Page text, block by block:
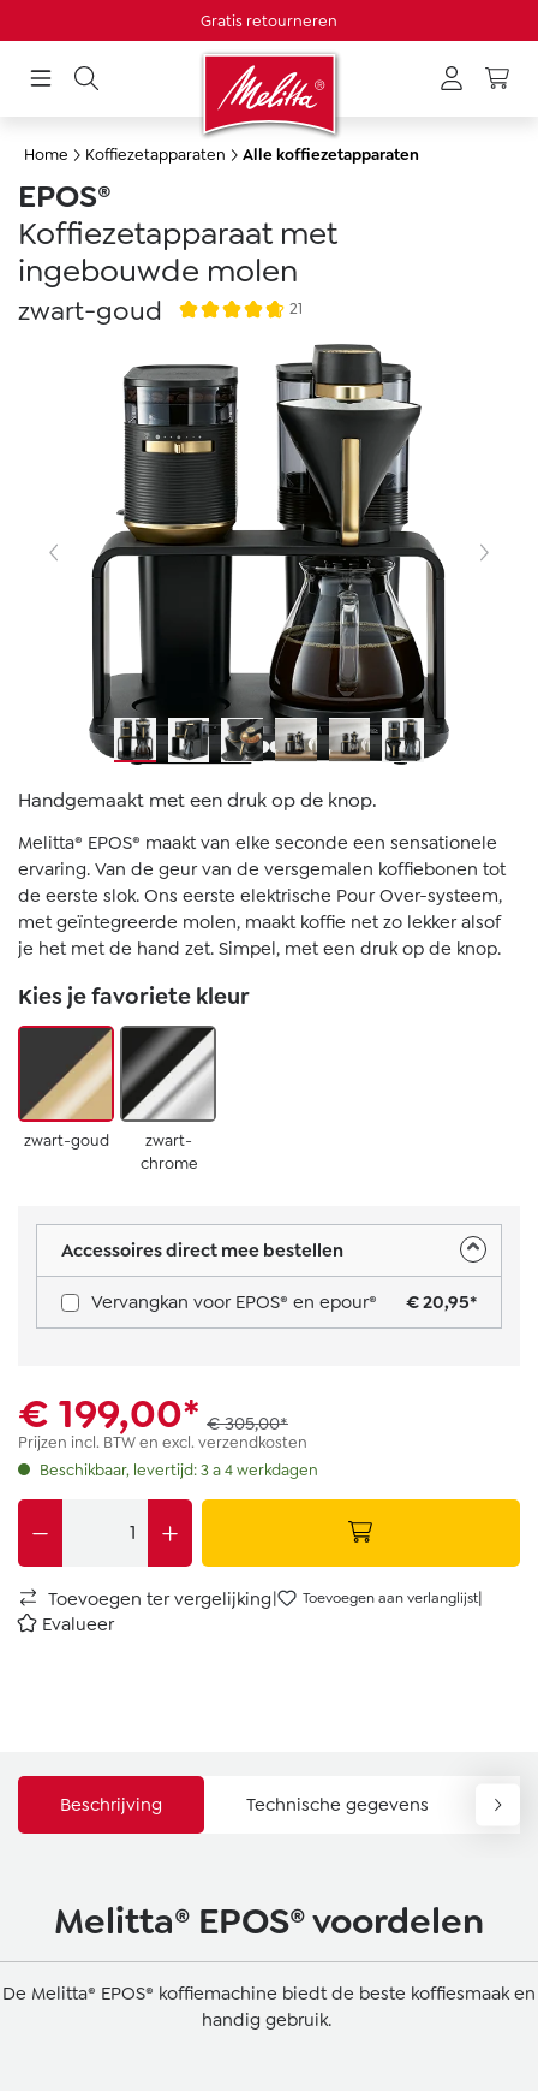
Gratis retourneren
Minimale bestelwaarde 20€
Home Koffiezetapparaten Alle koffiezetapparaten
EPOS®
Koffiezetapparaat met
ingebouwde molen
zwart-goud 21
Handgemaakt met een druk op de knop.
Melitta® EPOS® maakt van elke seconde een sensationele
ervaring. Van de geur van de versgemalen koffiebonen tot
de eerste slok. Ons eerste elektrische Pour Over-systeem,
met geïntegreerde molen, maakt koffie net zo lekker alsof
je het met de hand zet. Simpel, met een druk op de knop.
Kies je favoriete kleur
zwart-goud
zwart-
chrome
Accessoires direct mee bestellen
Vervangkan voor EPOS® en epour® € 20,95*
€ 199,00* € 305,00*
Prijzen incl. BTW en excl. verzendkosten
Beschikbaar, levertijd: 3 a 4 werkdagen
Toevoegen ter vergelijking| Toevoegen aan verlanglijst|
Evalueer
Beschrijving Technische gegevens
Melitta® EPOS® voordelen
De Melitta® EPOS® koffiemachine biedt de beste koffiesmaak en
handig gebruik.